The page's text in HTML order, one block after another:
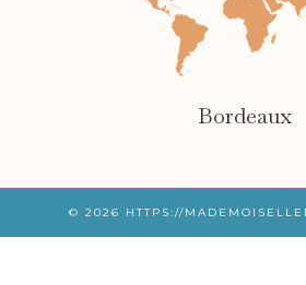
Bordeaux
© 2026 HTTPS://